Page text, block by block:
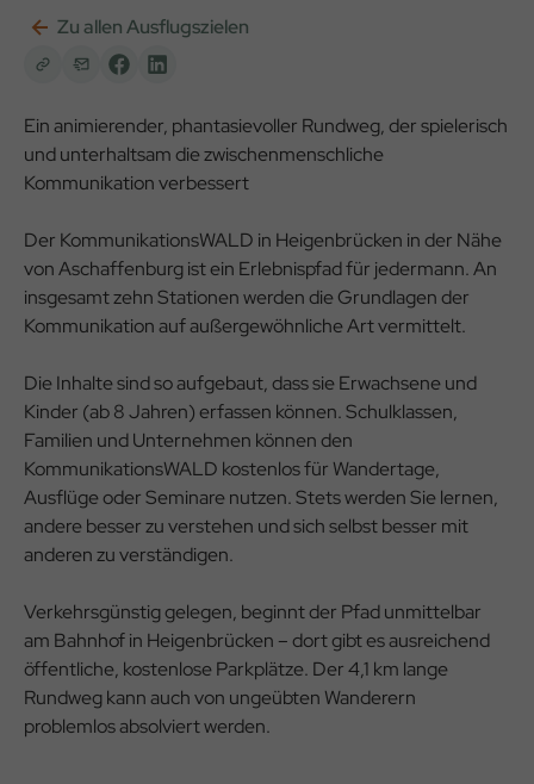
Zu allen Ausflugszielen
Ein animierender, phantasievoller Rundweg, der spielerisch
und unterhaltsam die zwischenmenschliche
Kommunikation verbessert
Der KommunikationsWALD in Heigenbrücken in der Nähe
von Aschaffenburg ist ein Erlebnispfad für jedermann. An
insgesamt zehn Stationen werden die Grundlagen der
Kommunikation auf außergewöhnliche Art vermittelt.
Die Inhalte sind so aufgebaut, dass sie Erwachsene und
Kinder (ab 8 Jahren) erfassen können. Schulklassen,
Familien und Unternehmen können den
KommunikationsWALD kostenlos für Wandertage,
Ausflüge oder Seminare nutzen. Stets werden Sie lernen,
andere besser zu verstehen und sich selbst besser mit
anderen zu verständigen.
Verkehrsgünstig gelegen, beginnt der Pfad unmittelbar
am Bahnhof in Heigenbrücken – dort gibt es ausreichend
öffentliche, kostenlose Parkplätze. Der 4,1 km lange
Rundweg kann auch von ungeübten Wanderern
problemlos absolviert werden.